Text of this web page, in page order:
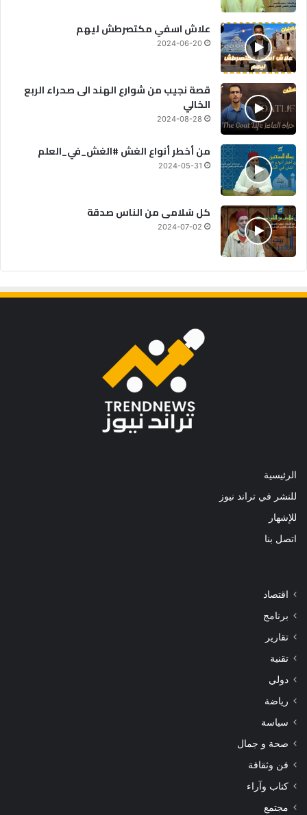
علاش اسفي مكتصرطش ليهم
2024-06-20
قصة نجيب من شوارع الهند الى صحراء الربع
الخالي
2024-08-28
من أخطر أنواع الغش #الغش_في_العلم
2024-05-31
كل سُلامى من الناس صدقة
2024-07-02
الرئيسية
للنشر في تراند نيوز
للإشهار
اتصل بنا
اقتصاد
برنامج
تقارير
تقنية
دولي
رياضة
سياسة
صحة و جمال
فن وثقافة
كتاب وآراء
مجتمع